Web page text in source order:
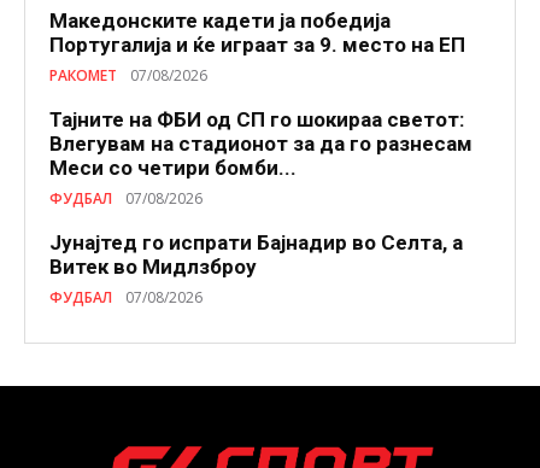
Македонските кадети ја победија
Португалија и ќе играат за 9. место на ЕП
РАКОМЕТ 07/08/2026
Тајните на ФБИ од СП го шокираа светот:
Влегувам на стадионот за да го разнесам
Меси со четири бомби...
ФУДБАЛ 07/08/2026
Јунајтед го испрати Бајнадир во Селта, а
Витек во Мидлзброу
ФУДБАЛ 07/08/2026